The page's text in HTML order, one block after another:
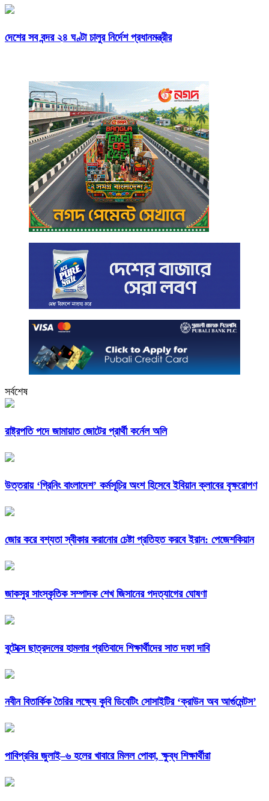
দেশের সব বন্দর ২৪ ঘণ্টা চালুর নির্দেশ প্রধানমন্ত্রীর
সর্বশেষ
রাষ্ট্রপতি পদে জামায়াত জোটের প্রার্থী কর্নেল অলি
উত্তরায় ‘গ্রিনিং বাংলাদেশ’ কর্মসূচির অংশ হিসেবে ইবিয়ান ক্লাবের বৃক্ষরোপণ
জোর করে বশ্যতা স্বীকার করানোর চেষ্টা প্রতিহত করবে ইরান: পেজেশকিয়ান
জাকসুর সাংস্কৃতিক সম্পাদক শেখ জিসানের পদত্যাগের ঘোষণা
বুটেক্সে ছাত্রদলের হামলার প্রতিবাদে শিক্ষার্থীদের সাত দফা দাবি
নবীন বিতার্কিক তৈরির লক্ষ্যে কুবি ডিবেটিং সোসাইটির ‘ক্রাউন অব আর্গুমেন্টস’
পাবিপ্রবির জুলাই–৬ হলের খাবারে মিলল পোকা, ক্ষুব্ধ শিক্ষার্থীরা